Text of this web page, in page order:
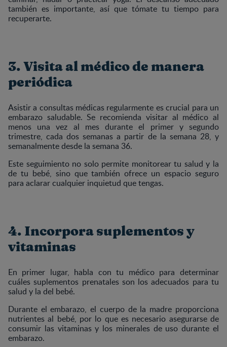
también es importante, así que tómate tu tiempo para
recuperarte.
3. Visita al médico de manera
periódica
Asistir a consultas médicas regularmente es crucial para un
embarazo saludable. Se recomienda visitar al médico al
menos una vez al mes durante el primer y segundo
trimestre, cada dos semanas a partir de la semana 28, y
semanalmente desde la semana 36.
Este seguimiento no solo permite monitorear tu salud y la
de tu bebé, sino que también ofrece un espacio seguro
para aclarar cualquier inquietud que tengas.
4. Incorpora suplementos y
vitaminas
En primer lugar, habla con tu médico para determinar
cuáles suplementos prenatales son los adecuados para tu
salud y la del bebé.
Durante el embarazo, el cuerpo de la madre proporciona
nutrientes al bebé, por lo que es necesario asegurarse de
consumir las vitaminas y los minerales de uso durante el
embarazo.